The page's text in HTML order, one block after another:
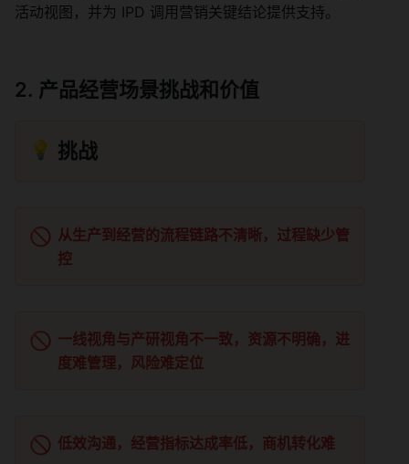
活动视图，并为 IPD 调用营销关键结论提供支持。
产品经营场景挑战和价值
💡 挑战
🚫 从生产到经营的流程链路不清晰，过程缺少管
控
🚫 一线视角与产研视角不一致，资源不明确，进
度难管理，风险难定位
🚫 低效沟通，经营指标达成率低，商机转化难